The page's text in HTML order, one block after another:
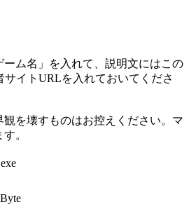
ム名」を入れて、説明文にはこの
イトURLを入れておいてくださ
を壊すものはお控えください。マ
。